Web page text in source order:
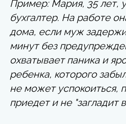
Пример: Мария, 35 лет,
бухгалтер. На работе
дома, если муж
минут без
охватывает паника и
ребенка, которого
не может успокоиться,
приедет и не "загладит